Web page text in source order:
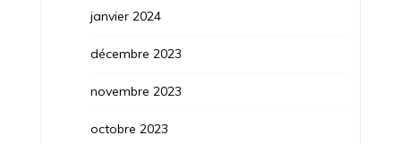
janvier 2024
décembre 2023
novembre 2023
octobre 2023